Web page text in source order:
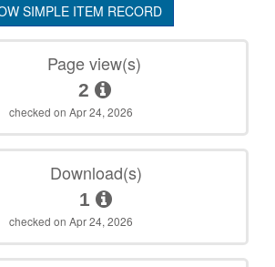
SIMPLE ITEM RECORD
Page view(s)
2
checked on Apr 24, 2026
Download(s)
1
checked on Apr 24, 2026